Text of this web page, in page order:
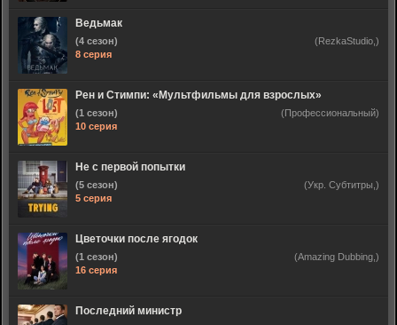
Ведьмак
(4 сезон)
8 серия
(RezkaStudio,)
Рен и Стимпи: «Мультфильмы для взрослых»
(1 сезон)
10 серия
(Профессиональный)
Не с первой попытки
(5 сезон)
5 серия
(Укр. Субтитры,)
Цветочки после ягодок
(1 сезон)
16 серия
(Amazing Dubbing,)
Последний министр